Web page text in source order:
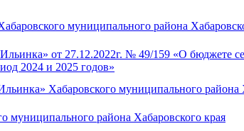
муниципального района
от 27.12.2022г. № 49/159 «О бюджете
2024 и 2025 годов»
Хабаровского муниципального района
муниципального района Хабаровского края